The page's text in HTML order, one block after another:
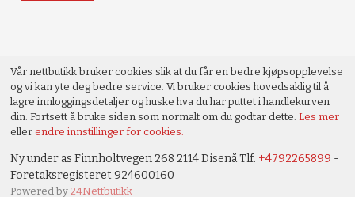
Vår nettbutikk bruker cookies slik at du får en bedre kjøpsopplevelse
og vi kan yte deg bedre service. Vi bruker cookies hovedsaklig til å
lagre innloggingsdetaljer og huske hva du har puttet i handlekurven
din. Fortsett å bruke siden som normalt om du godtar dette.Les mer
ellerendre innstillinger for cookies.
Ny under as Finnholtvegen 268 2114 Disenå Tlf. +4792265899 -
Foretaksregisteret 924600160
Powered by24Nettbutikk